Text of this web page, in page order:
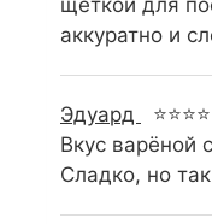
щеткой для
аккуратно и
Эдуард
Вкус варёной
Сладко, но